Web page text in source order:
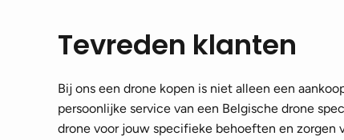
Tevreden klanten
Bij ons een drone kopen is niet alleen een
persoonlijke service van een Belgische drone
drone voor jouw specifieke behoeften en zorgen